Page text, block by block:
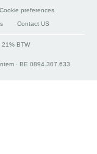
Cookie preferences
Contact US
BTW
· BE 0894.307.633